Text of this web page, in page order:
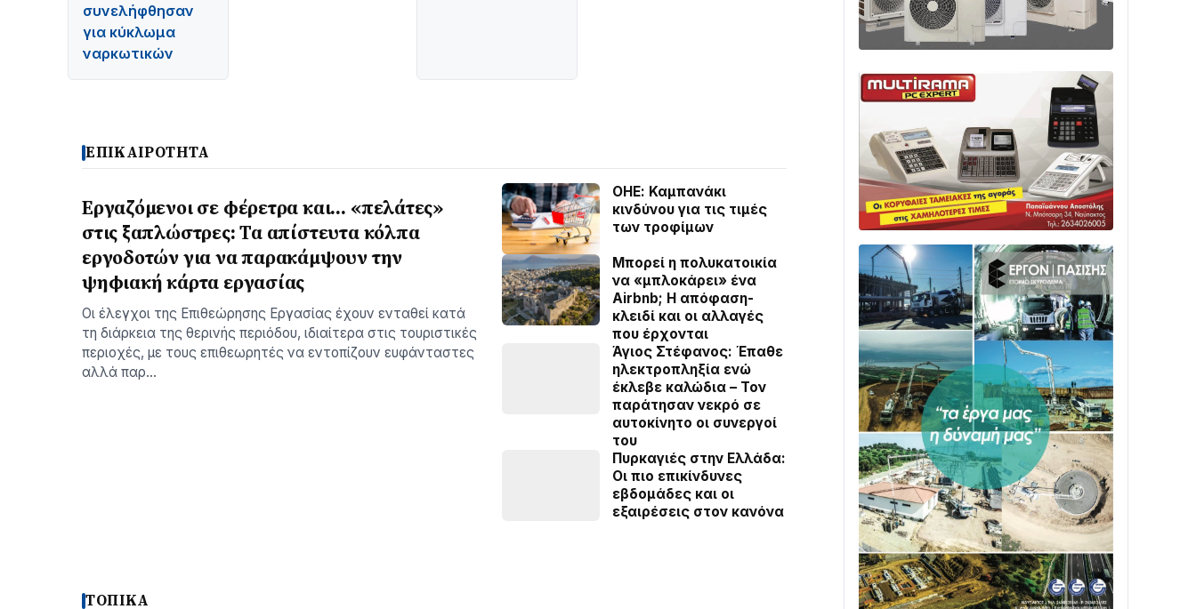
συνελήφθησαν
για κύκλωμα
ναρκωτικών
ΕΠΙΚΑΙΡΟΤΗΤΑ
Εργαζόμενοι σε φέρετρα και… «πελάτες»
στις ξαπλώστρες: Τα απίστευτα κόλπα
εργοδοτών για να παρακάμψουν την
ψηφιακή κάρτα εργασίας
Οι έλεγχοι της Επιθεώρησης Εργασίας έχουν ενταθεί κατά
τη διάρκεια της θερινής περιόδου, ιδιαίτερα στις τουριστικές
περιοχές, με τους επιθεωρητές να εντοπίζουν ευφάνταστες
αλλά παρ…
ΟΗΕ: Καμπανάκι
κινδύνου για τις τιμές
των τροφίμων
Μπορεί η πολυκατοικία
να «μπλοκάρει» ένα
Airbnb; Η απόφαση-
κλειδί και οι αλλαγές
που έρχονται
Άγιος Στέφανος: Έπαθε
ηλεκτροπληξία ενώ
έκλεβε καλώδια – Τον
παράτησαν νεκρό σε
αυτοκίνητο οι συνεργοί
του
Πυρκαγιές στην Ελλάδα:
Οι πιο επικίνδυνες
εβδομάδες και οι
εξαιρέσεις στον κανόνα
ΤΟΠΙΚΑ